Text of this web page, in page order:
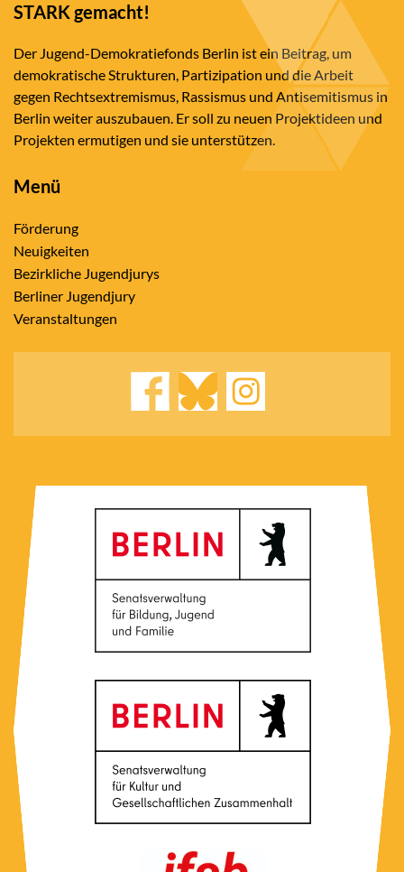
STARK gemacht!
Der Jugend-Demokratiefonds Berlin ist ein Beitrag, um
demokratische Strukturen, Partizipation und die Arbeit
gegen Rechtsextremismus, Rassismus und Antisemitismus in
Berlin weiter auszubauen. Er soll zu neuen Projektideen und
Projekten ermutigen und sie unterstützen.
Menü
Förderung
Neuigkeiten
Bezirkliche Jugendjurys
Berliner Jugendjury
Veranstaltungen